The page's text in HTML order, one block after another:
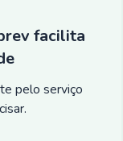
facilita
pelo serviço